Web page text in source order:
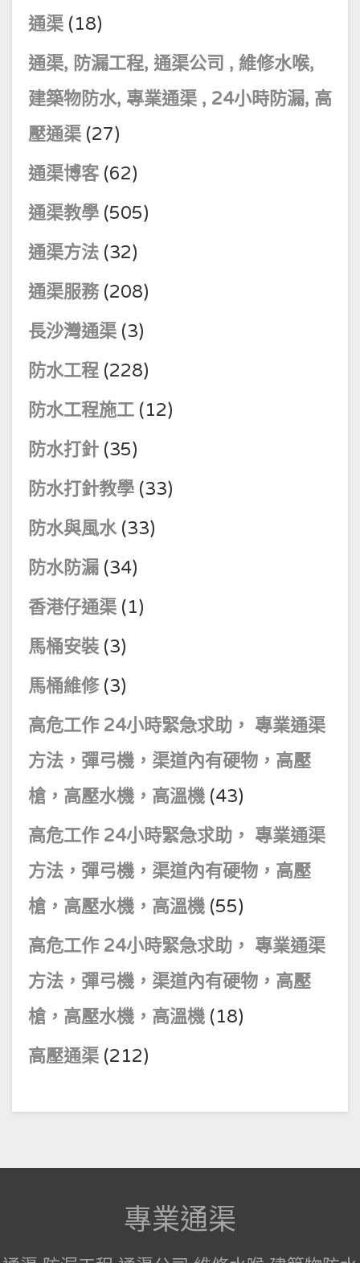
通渠 (18)
通渠, 防漏工程, 通渠公司 , 維修水喉,
建築物防水, 專業通渠 , 24小時防漏, 高
壓通渠 (27)
通渠博客(62)
通渠教學 (505)
通渠方法 (32)
通渠服務(208)
長沙灣通渠 (3)
防水工程 (228)
防水工程施工 (12)
防水打針 (35)
防水打針教學 (33)
防水與風水(33)
防水防漏 (34)
香港仔通渠 (1)
馬桶安裝 (3)
馬桶維修(3)
高危工作 24小時緊急求助， 專業通渠
方法，彈弓機，渠道內有硬物，高壓
槍，高壓水機，高溫機 (43)
高危工作 24小時緊急求助， 專業通渠
方法，彈弓機，渠道內有硬物，高壓
槍，高壓水機，高溫機 (55)
高危工作 24小時緊急求助， 專業通渠
方法，彈弓機，渠道內有硬物，高壓
槍，高壓水機，高溫機 (18)
高壓通渠 (212)
專業通渠